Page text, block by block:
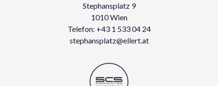
Stephansplatz 9
1010 Wien
Telefon: +43 1 533 04 24
stephansplatz@ellert.at